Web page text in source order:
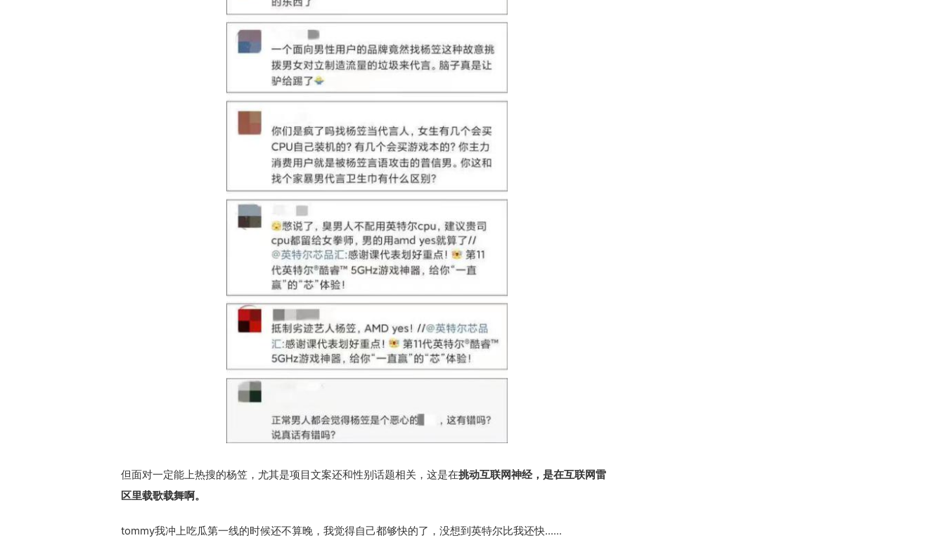
但面对一定能上热搜的杨笠，尤其是项目文案还和性别话题相关，这是在挑动互联网神经，是在互联网雷
区里载歌载舞啊。
tommy我冲上吃瓜第一线的时候还不算晚，我觉得自己都够快的了，没想到英特尔比我还快......